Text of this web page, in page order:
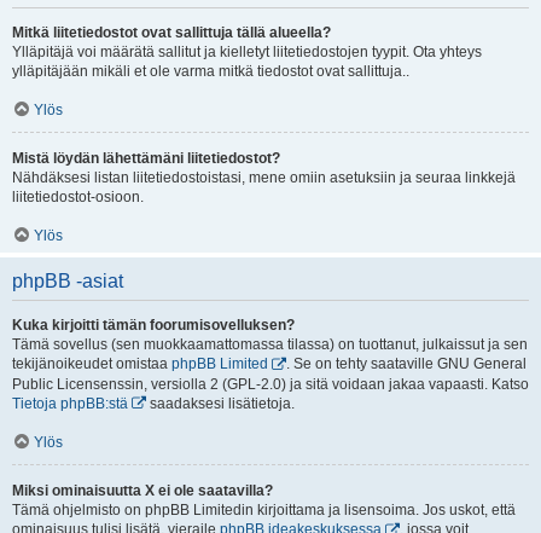
Mitkä liitetiedostot ovat sallittuja tällä alueella?
Ylläpitäjä voi määrätä sallitut ja kielletyt liitetiedostojen tyypit. Ota yhteys
ylläpitäjään mikäli et ole varma mitkä tiedostot ovat sallittuja..
Ylös
Mistä löydän lähettämäni liitetiedostot?
Nähdäksesi listan liitetiedostoistasi, mene omiin asetuksiin ja seuraa linkkejä
liitetiedostot-osioon.
Ylös
phpBB -asiat
Kuka kirjoitti tämän foorumisovelluksen?
Tämä sovellus (sen muokkaamattomassa tilassa) on tuottanut, julkaissut ja sen
tekijänoikeudet omistaa phpBB Limited
. Se on tehty saataville GNU General
Public Licensenssin, versiolla 2 (GPL-2.0) ja sitä voidaan jakaa vapaasti. Katso
Tietoja phpBB:stä
saadaksesi lisätietoja.
Ylös
Miksi ominaisuutta X ei ole saatavilla?
Tämä ohjelmisto on phpBB Limitedin kirjoittama ja lisensoima. Jos uskot, että